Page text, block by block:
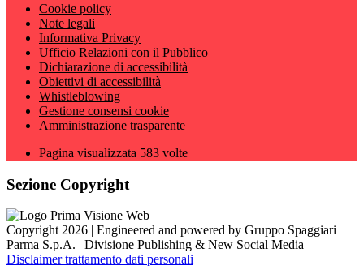
Cookie policy
Note legali
Informativa Privacy
Ufficio Relazioni con il Pubblico
Dichiarazione di accessibilità
Obiettivi di accessibilità
Whistleblowing
Gestione consensi cookie
Amministrazione trasparente
Pagina visualizzata 583 volte
Sezione Copyright
Copyright 2026 | Engineered and powered by Gruppo Spaggiari
Parma S.p.A. | Divisione Publishing & New Social Media
Disclaimer trattamento dati personali